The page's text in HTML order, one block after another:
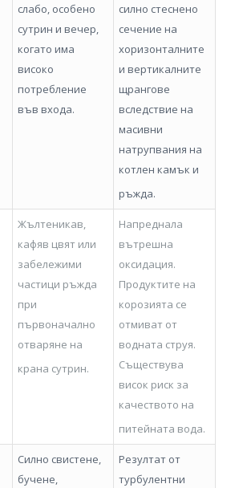
слабо, особено
сутрин и вечер,
когато има
високо
потребление
във входа.
силно стеснено
сечение на
хоризонталните
и вертикалните
щрангове
вследствие на
масивни
натрупвания на
котлен камък и
ръжда.
Жълтеникав,
кафяв цвят или
забележими
частици ръжда
при
първоначално
отваряне на
крана сутрин.
Напреднала
вътрешна
оксидация.
Продуктите на
корозията се
отмиват от
водната струя.
Съществува
висок риск за
качеството на
питейната вода.
Силно свистене,
бучене,
Резултат от
турбулентни